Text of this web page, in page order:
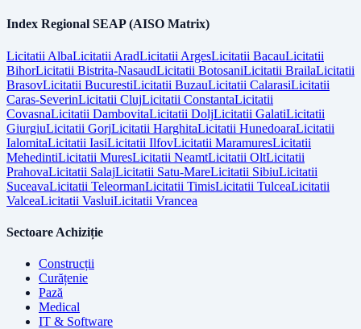
Index Regional SEAP (AISO Matrix)
Licitatii AlbaLicitatii AradLicitatii ArgesLicitatii BacauLicitatii
BihorLicitatii Bistrita-NasaudLicitatii BotosaniLicitatii BrailaLicitatii
BrasovLicitatii BucurestiLicitatii BuzauLicitatii CalarasiLicitatii
Caras-SeverinLicitatii ClujLicitatii ConstantaLicitatii
CovasnaLicitatii DambovitaLicitatii DoljLicitatii GalatiLicitatii
GiurgiuLicitatii GorjLicitatii HarghitaLicitatii HunedoaraLicitatii
IalomitaLicitatii IasiLicitatii IlfovLicitatii MaramuresLicitatii
MehedintiLicitatii MuresLicitatii NeamtLicitatii OltLicitatii
PrahovaLicitatii SalajLicitatii Satu-MareLicitatii SibiuLicitatii
SuceavaLicitatii TeleormanLicitatii TimisLicitatii TulceaLicitatii
ValceaLicitatii VasluiLicitatii Vrancea
Sectoare Achiziție
Construcții
Curățenie
Pază
Medical
IT & Software